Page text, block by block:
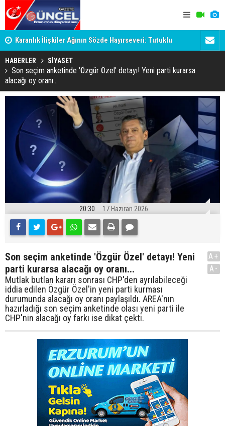
Karanlık İlişkiler Ağının Sözde Hayırseveri: Tutuklu
Memet Aca Dosyası
Dadaş'a
HABERLER SİYASET
Son seçim anketinde 'Özgür Özel' detayı! Yeni parti kurarsa
alacağı oy oranı...
20:30 17 Haziran 2026
Son seçim anketinde 'Özgür Özel' detayı! Yeni
parti kurarsa alacağı oy oranı...
Mutlak butlan kararı sonrası CHP'den ayrılabileceği
iddia edilen Özgür Özel'in yeni parti kurması
durumunda alacağı oy oranı paylaşıldı. AREA'nın
hazırladığı son seçim anketinde olası yeni parti ile
CHP'nin alacağı oy farkı ise dikat çekti.
A+
A-